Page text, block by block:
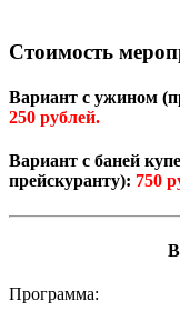
Стоимость
Вариант с ужином
250 рублей.
Вариант с баней
прейскуранту): 750
В
Программа: